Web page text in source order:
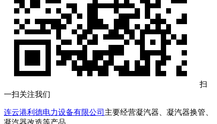
扫
一扫关注我们
连云港利德电力设备有限公司 主要经营凝汽器、凝汽器换管、
凝汽器改造等产品